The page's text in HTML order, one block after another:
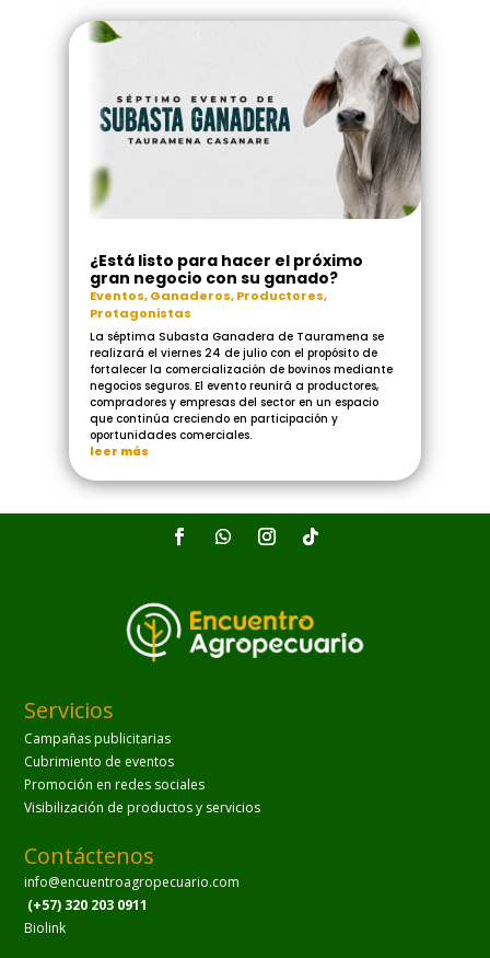
¿Está listo para hacer el próximo
gran negocio con su ganado?
Eventos,Ganaderos,Productores,
Protagonistas
La séptima Subasta Ganadera de Tauramena se
realizará el viernes 24 de julio con el propósito de
fortalecer la comercialización de bovinos mediante
negocios seguros. El evento reunirá a productores,
compradores y empresas del sector en un espacio
que continúa creciendo en participación y
oportunidades comerciales.
leer más
Servicios
Campañas publicitarias
Cubrimiento de eventos
Promoción en redes sociales
Visibilización de productos y servicios
Contáctenos
info@encuentroagropecuario.com
(+57) 320 203 0911
Biolink